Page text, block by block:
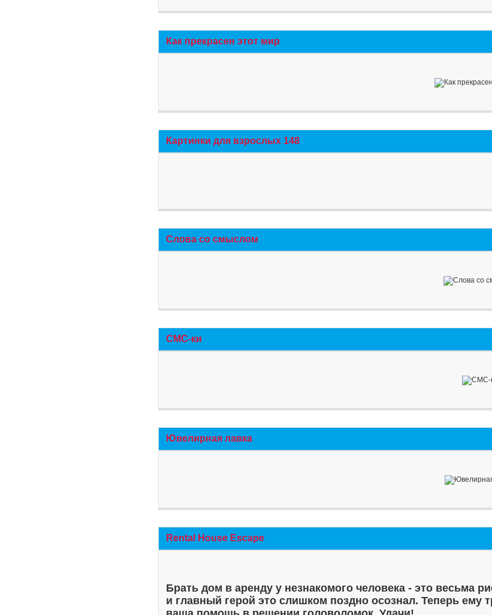
Как прекрасен этот мир
Картинки для взрослых 148
Слова со смыслом
СМС-ки
Ювелирная лавка
Rental House Escape
Брать дом в аренду у незнакомого человека - это весьма
и главный герой это слишком поздно осознал. Теперь ему